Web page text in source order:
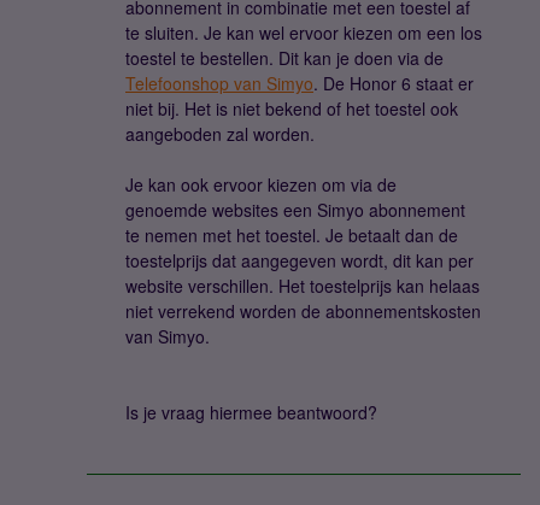
abonnement in combinatie met een toestel af
te sluiten. Je kan wel ervoor kiezen om een los
toestel te bestellen. Dit kan je doen via de
Telefoonshop van Simyo. De Honor 6 staat er
niet bij. Het is niet bekend of het toestel ook
aangeboden zal worden.
Je kan ook ervoor kiezen om via de
genoemde websites een Simyo abonnement
te nemen met het toestel. Je betaalt dan de
toestelprijs dat aangegeven wordt, dit kan per
website verschillen. Het toestelprijs kan helaas
niet verrekend worden de abonnementskosten
van Simyo.
Is je vraag hiermee beantwoord?